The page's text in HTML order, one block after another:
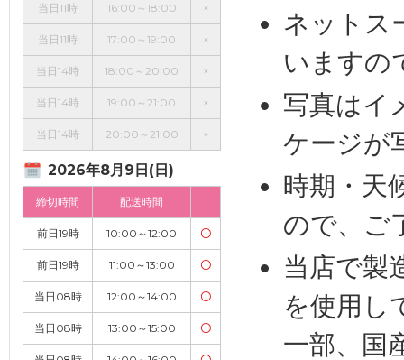
当日11時 16:00～18:00 ×
当日11時 17:00～19:00 ×
当日14時 18:00～20:00 ×
当日14時 19:00～21:00 ×
当日14時 20:00～21:00 ×
2026年8月9日(日)
締切時間 配送時間
前日19時 10:00～12:00 〇
前日19時 11:00～13:00 〇
当日08時 12:00～14:00 〇
当日08時 13:00～15:00 〇
ネットス
いますの
写真はイ
ケージが
時期・天
ので、ご
当店で製
を使用し
一部、国